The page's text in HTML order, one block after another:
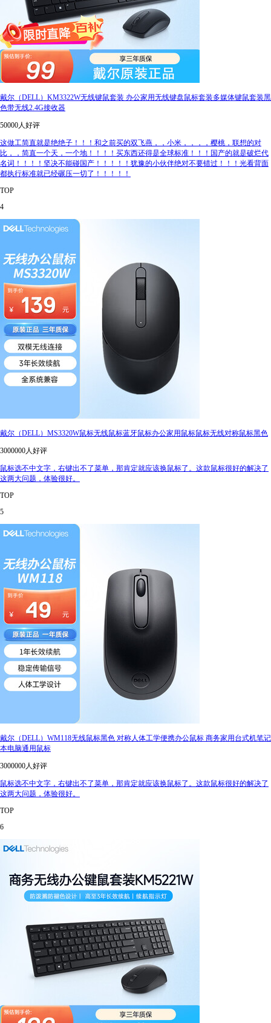
戴尔（DELL）KM3322W无线键鼠套装 办公家用无线键盘鼠标套装多媒体键鼠套装黑
色带无线2.4G接收器
50000人好评
这做工简直就是绝绝子！！！和之前买的双飞燕，，小米，，，，樱桃，联想的对
比，，简直一个天，一个地！！！！买东西还得是全球标准！！！国产的就是破烂代
名词！！！！坚决不能碰国产！！！！！犹豫的小伙伴绝对不要错过！！！光看背面
都执行标准就已经碾压一切了！！！！！
TOP
4
戴尔（DELL）MS3320W鼠标无线鼠标蓝牙鼠标办公家用鼠标鼠标无线对称鼠标黑色
3000000人好评
鼠标选不中文字，右键出不了菜单，那肯定就应该换鼠标了。这款鼠标很好的解决了
这两大问题，体验很好。
TOP
5
戴尔（DELL）WM118无线鼠标黑色 对称人体工学便携办公鼠标 商务家用台式机笔记
本电脑通用鼠标
3000000人好评
鼠标选不中文字，右键出不了菜单，那肯定就应该换鼠标了。这款鼠标很好的解决了
这两大问题，体验很好。
TOP
6